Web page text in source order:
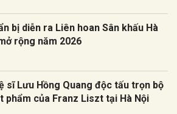
bị diễn ra Liên hoan Sân khấu Hà
rộng năm 2026
sĩ Lưu Hồng Quang độc tấu trọn bộ
phẩm của Franz Liszt tại Hà Nội